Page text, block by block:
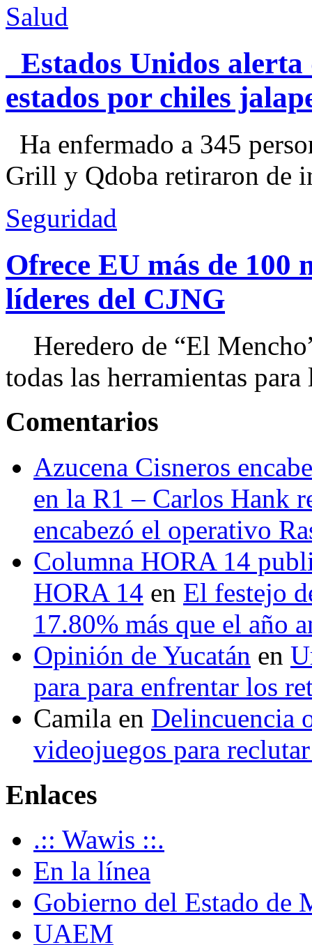
Salud
Estados Unidos alerta
estados por chiles
Ha enfermado a 345
Grill y Qdoba retiraron de
Seguridad
Ofrece EU más de 100
líderes del CJNG
Heredero de “El
todas las herramientas
Comentarios
Azucena Cisneros
en la R1 – Carlos Hank
encabezó el operativo
Columna HORA 14
HORA 14 en El festejo
17.80% más que el año
Opinión de Yucatán en
para para enfrentar los
Camila en Delincuencia
videojuegos para
Enlaces
.:: Wawis ::.
En la línea
Gobierno del Estado de
UAEM